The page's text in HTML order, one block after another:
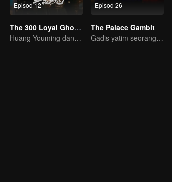
Episod 12
The 300 Loyal Ghosts
Huang Youming dan Xu Yang dalam Labirin Bayangan
Episod 26
The Palace Gambit
Gadis yatim seorang diri mencabar seluruh istana!